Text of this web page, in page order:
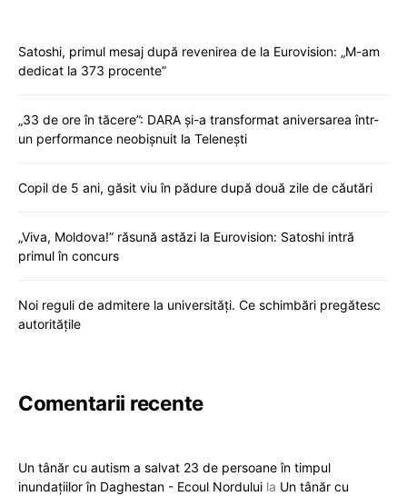
Satoshi, primul mesaj după revenirea de la Eurovision: „M-am
dedicat la 373 procente”
„33 de ore în tăcere”: DARA și-a transformat aniversarea într-
un performance neobișnuit la Telenești
Copil de 5 ani, găsit viu în pădure după două zile de căutări
„Viva, Moldova!” răsună astăzi la Eurovision: Satoshi intră
primul în concurs
Noi reguli de admitere la universități. Ce schimbări pregătesc
autoritățile
Comentarii recente
Un tânăr cu autism a salvat 23 de persoane în timpul
inundațiilor în Daghestan - Ecoul Nordului la Un tânăr cu